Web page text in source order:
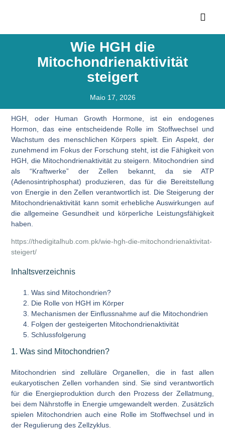
Wie HGH die
Mitochondrienaktivität
steigert
Maio 17, 2026
HGH, oder Human Growth Hormone, ist ein endogenes
Hormon, das eine entscheidende Rolle im Stoffwechsel und
Wachstum des menschlichen Körpers spielt. Ein Aspekt, der
zunehmend im Fokus der Forschung steht, ist die Fähigkeit von
HGH, die Mitochondrienaktivität zu steigern. Mitochondrien sind
als “Kraftwerke” der Zellen bekannt, da sie ATP
(Adenosintriphosphat) produzieren, das für die Bereitstellung
von Energie in den Zellen verantwortlich ist. Die Steigerung der
Mitochondrienaktivität kann somit erhebliche Auswirkungen auf
die allgemeine Gesundheit und körperliche Leistungsfähigkeit
haben.
https://thedigitalhub.com.pk/wie-hgh-die-mitochondrienaktivitat-
steigert/
Inhaltsverzeichnis
Was sind Mitochondrien?
Die Rolle von HGH im Körper
Mechanismen der Einflussnahme auf die Mitochondrien
Folgen der gesteigerten Mitochondrienaktivität
Schlussfolgerung
1. Was sind Mitochondrien?
Mitochondrien sind zelluläre Organellen, die in fast allen
eukaryotischen Zellen vorhanden sind. Sie sind verantwortlich
für die Energieproduktion durch den Prozess der Zellatmung,
bei dem Nährstoffe in Energie umgewandelt werden. Zusätzlich
spielen Mitochondrien auch eine Rolle im Stoffwechsel und in
der Regulierung des Zellzyklus.